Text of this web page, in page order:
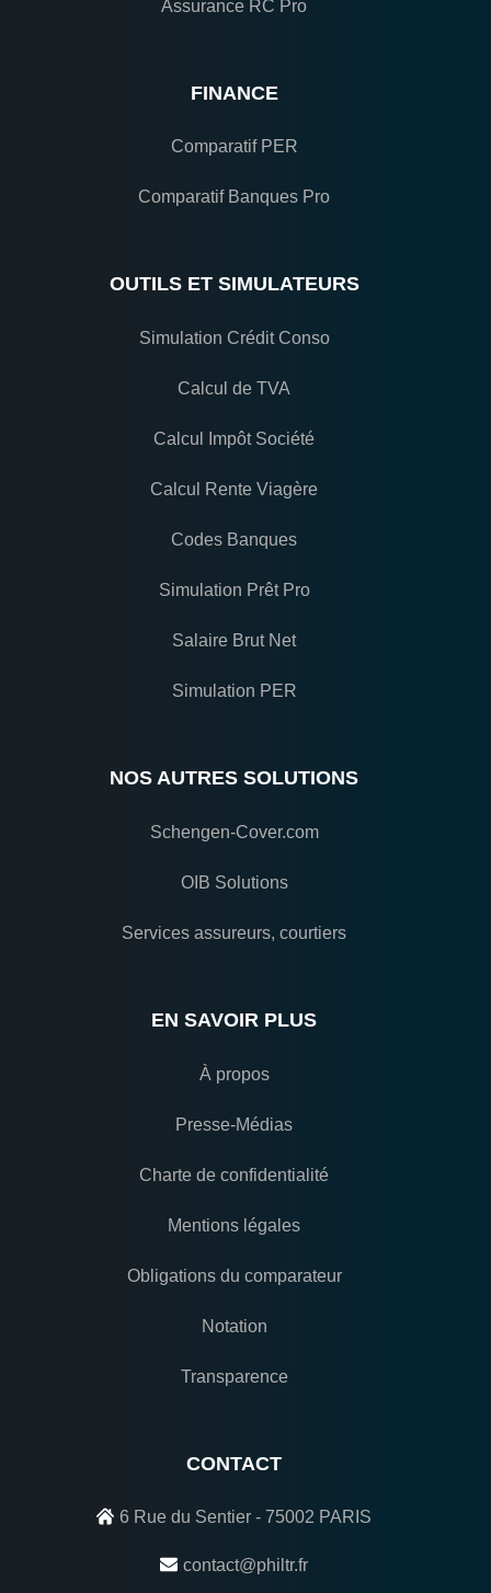
Assurance RC Pro
FINANCE
Comparatif PER
Comparatif Banques Pro
OUTILS ET SIMULATEURS
Simulation Crédit Conso
Calcul de TVA
Calcul Impôt Société
Calcul Rente Viagère
Codes Banques
Simulation Prêt Pro
Salaire Brut Net
Simulation PER
NOS AUTRES SOLUTIONS
Schengen-Cover.com
OIB Solutions
Services assureurs, courtiers
EN SAVOIR PLUS
À propos
Presse-Médias
Charte de confidentialité
Mentions légales
Obligations du comparateur
Notation
Transparence
CONTACT
6 Rue du Sentier - 75002 PARIS
contact@philtr.fr